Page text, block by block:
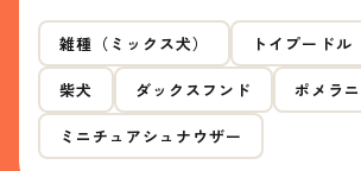
雑種（ミックス犬） トイプードル
柴犬 ダックスフンド ポメラ
ミニチュアシュナウザー